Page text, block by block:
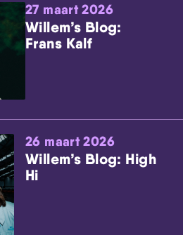
27 maart 2026
Willem’s Blog:
Frans Kalf
26 maart 2026
Willem’s Blog: High
Hi